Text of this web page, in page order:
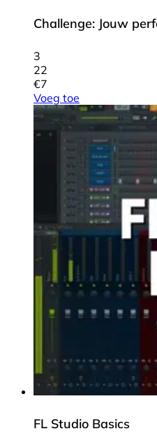
Challenge: Jouw
3
22
€7
Voeg toe
FL Studio Basics